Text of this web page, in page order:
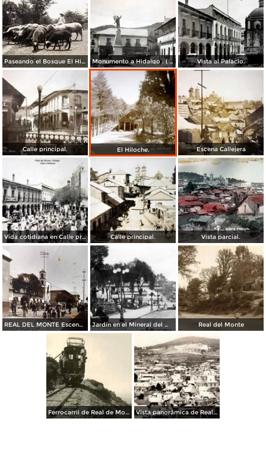
Paseando el Bosque El Hiloche. Monumento a Hidalgo . ( Circulada el 5 de Julio de 1934 ). Vista al Palacio.
Calle principal. El Hiloche. Escena Callejera
Vida cotidiana en Calle principal. Calle principal. Vista parcial.
REAL DEL MONTE Escena Callejera Aguadorers Jardín en el Mineral del Monte Real del Monte
Ferrocarril de Real de Monte Vista panorámica de Real del Monte